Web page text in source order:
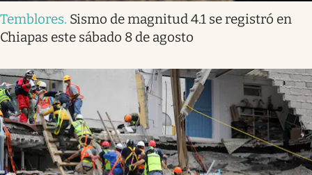
Temblores. Sismo de magnitud 4.1 se registró en
Chiapas este sábado 8 de agosto